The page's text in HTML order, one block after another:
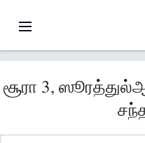
சூரா 3,